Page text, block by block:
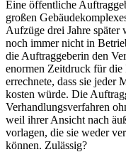
Eine öffentliche
großen
Aufzüge drei Jahre später
noch immer nicht in
die Auftraggeberin den
enormen Zeitdruck für die
errechnete, dass sie jeder
kosten würde. Die
Verhandlungsverfahren
weil ihrer Ansicht nach
vorlagen, die sie weder
können. Zulässig?